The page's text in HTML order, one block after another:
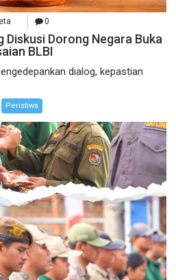
0
Diskusi Dorong Negara Buka
BLBI
dialog, kepastian
Peristiwa